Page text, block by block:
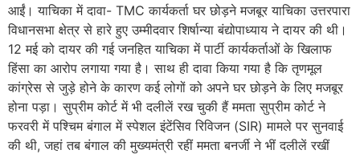
आईं। याचिका में दावा- TMC कार्यकर्ता घर छोड़ने मजबूर याचिका उत्तरपारा
विधानसभा क्षेत्र से हारे हुए उम्मीदवार शिर्षान्या बंद्योपाध्याय ने दायर की थी।
12 मई को दायर की गई जनहित याचिका में पार्टी कार्यकर्ताओं के खिलाफ
हिंसा का आरोप लगाया गया है। साथ ही दावा किया गया है कि तृणमूल
कांग्रेस से जुड़े होने के कारण कई लोगों को अपने घर छोड़ने के लिए मजबूर
होना पड़ा। सुप्रीम कोर्ट में भी दलीलें रख चुकी हैं ममता सुप्रीम कोर्ट ने
फरवरी में पश्चिम बंगाल में स्पेशल इंटेंसिव रिविजन (SIR) मामले पर सुनवाई
की थी, जहां तब बंगाल की मुख्यमंत्री रहीं ममता बनर्जी ने भीं दलीलें रखीं